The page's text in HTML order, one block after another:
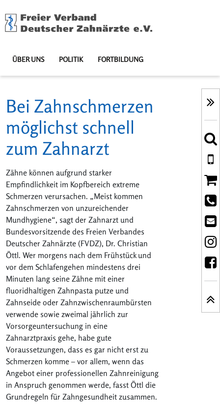
ÜBER UNS POLITIK FORTBILDUNG
Bei Zahnschmerzen
möglichst schnell
zum Zahnarzt
Zähne können aufgrund starker
Empfindlichkeit im Kopfbereich extreme
Schmerzen verursachen. „Meist kommen
Zahnschmerzen von unzureichender
Mundhygiene“, sagt der Zahnarzt und
Bundesvorsitzende des Freien Verbandes
Deutscher Zahnärzte (FVDZ), Dr. Christian
Öttl. Wer morgens nach dem Frühstück und
vor dem Schlafengehen mindestens drei
Minuten lang seine Zähne mit einer
fluoridhaltigen Zahnpasta putze und
Zahnseide oder Zahnzwischenraumbürsten
verwende sowie zweimal jährlich zur
Vorsorgeuntersuchung in eine
Zahnarztpraxis gehe, habe gute
Voraussetzungen, dass es gar nicht erst zu
Schmerzen komme – vor allem, wenn das
Angebot einer professionellen Zahnreinigung
in Anspruch genommen werde, fasst Öttl die
Grundregeln für Zahngesundheit zusammen.